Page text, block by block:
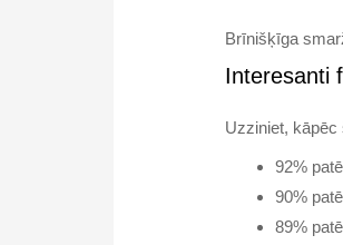
Brīnišķīga
Interesanti
Uzziniet, kāpēc
92%
90%
89%